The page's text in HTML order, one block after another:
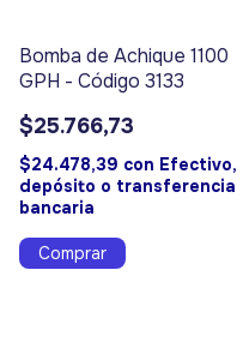
Bomba de Achique 1100
GPH - Código 3133
$25.766,73
$24.478,39 con Efectivo,
depósito o transferencia
bancaria